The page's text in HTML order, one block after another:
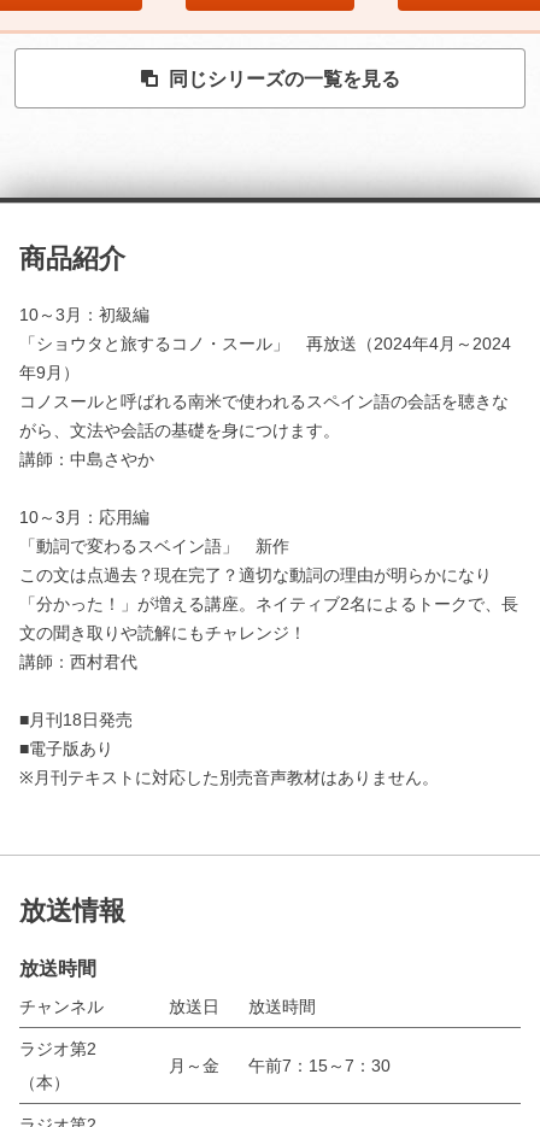
同じシリーズの一覧を見る
商品紹介
10～3月：初級編
「ショウタと旅するコノ・スール」 再放送（2024年4月～2024
年9月）
コノスールと呼ばれる南米で使われるスペイン語の会話を聴きな
がら、文法や会話の基礎を身につけます。
講師：中島さやか
10～3月：応用編
「動詞で変わるスベイン語」 新作
この文は点過去？現在完了？適切な動詞の理由が明らかになり
「分かった！」が増える講座。ネイティブ2名によるトークで、長
文の聞き取りや読解にもチャレンジ！
講師：西村君代
■月刊18日発売
■電子版あり
※月刊テキストに対応した別売音声教材はありません。
放送情報
放送時間
チャンネル 放送日 放送時間
ラジオ第2
（本）
月～金 午前7：15～7：30